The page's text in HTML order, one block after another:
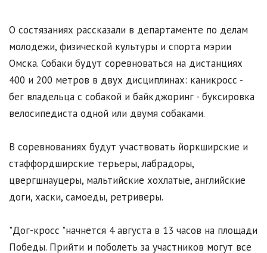
О состязаниях рассказали в департаменте по делам
молодежи, физической культуры и спорта мэрии
Омска. Собаки будут соревноваться на дистанциях
400 и 200 метров в двух дисциплинах: каникросс -
бег владельца с собакой и байкджоринг - буксировка
велосипедиста одной или двумя собаками.
В соревнованиях будут участвовать йоркширские и
стаффордширские терьеры, лабрадоры,
цвергшнауцеры, мальтийские хохлатые, английские
доги, хаски, самоеды, ретриверы.
"Дог-кросс "начнется 4 августа в 13 часов на площади
Победы. Прийти и поболеть за участников могут все